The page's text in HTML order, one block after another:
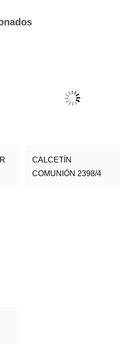
CALCETÍN
COMUNIÓN 2398/4